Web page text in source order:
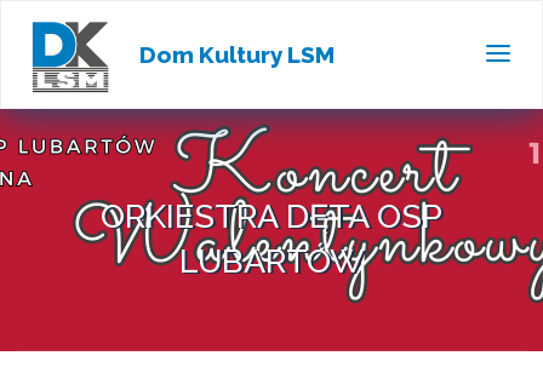
Dom Kultury LSM
ORKIESTRA DĘTA OSP
LUBARTÓW